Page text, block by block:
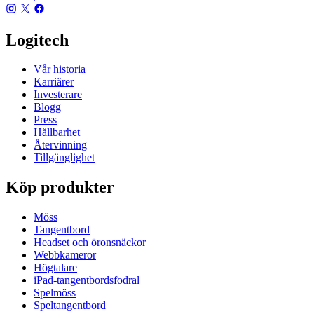
Logitech
Vår historia
Karriärer
Investerare
Blogg
Press
Hållbarhet
Återvinning
Tillgänglighet
Köp produkter
Möss
Tangentbord
Headset och öronsnäckor
Webbkameror
Högtalare
iPad-tangentbordsfodral
Spelmöss
Speltangentbord